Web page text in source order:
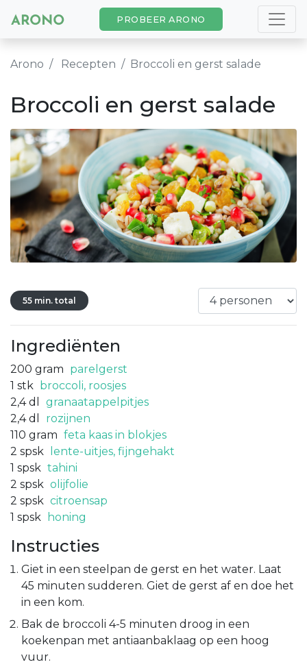
PROBEER ARONO
Arono Recepten Broccoli en gerst salade
Broccoli en gerst salade
55 min. total
Ingrediënten
200 gram parelgerst
1 stk broccoli, roosjes
2,4 dl
granaatappelpitjes
2,4 dl
rozijnen
110 gram feta kaas in blokjes
2 spsk
lente-uitjes, fijngehakt
1 spsk tahini
2 spsk olijfolie
2 spsk citroensap
1 spsk honing
Instructies
Giet in een steelpan de gerst en het water. Laat
45 minuten sudderen. Giet de gerst af en doe het
in een kom.
Bak de broccoli 4-5 minuten droog in een
koekenpan met antiaanbaklaag op een hoog
vuur.